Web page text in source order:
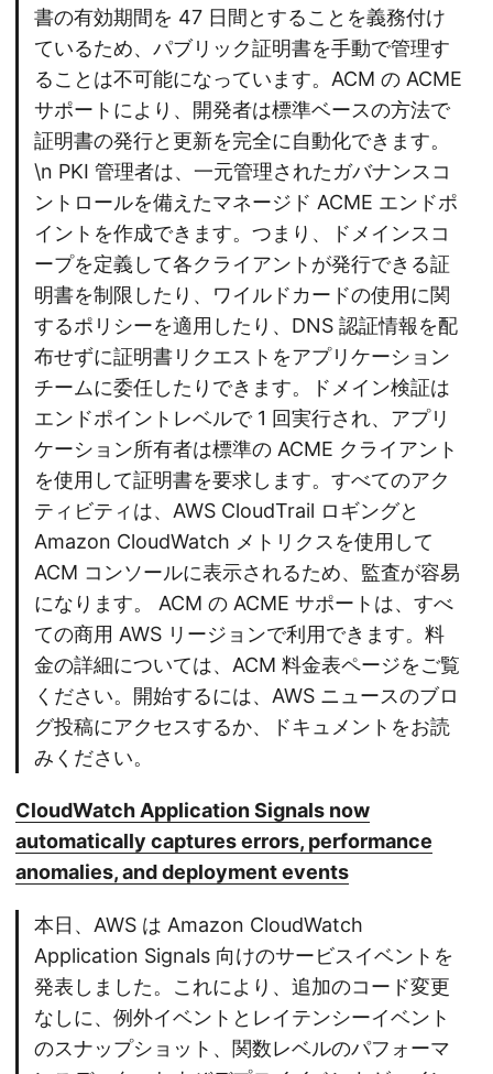
書の有効期間を 47 日間とすることを義務付け
ているため、パブリック証明書を手動で管理す
ることは不可能になっています。ACM の ACME
サポートにより、開発者は標準ベースの方法で
証明書の発行と更新を完全に自動化できます。
\n PKI 管理者は、一元管理されたガバナンスコ
ントロールを備えたマネージド ACME エンドポ
イントを作成できます。つまり、ドメインスコ
ープを定義して各クライアントが発行できる証
明書を制限したり、ワイルドカードの使用に関
するポリシーを適用したり、DNS 認証情報を配
布せずに証明書リクエストをアプリケーション
チームに委任したりできます。ドメイン検証は
エンドポイントレベルで 1 回実行され、アプリ
ケーション所有者は標準の ACME クライアント
を使用して証明書を要求します。すべてのアク
ティビティは、AWS CloudTrail ロギングと
Amazon CloudWatch メトリクスを使用して
ACM コンソールに表示されるため、監査が容易
になります。 ACM の ACME サポートは、すべ
ての商用 AWS リージョンで利用できます。料
金の詳細については、ACM 料金表ページをご覧
ください。開始するには、AWS ニュースのブロ
グ投稿にアクセスするか、ドキュメントをお読
みください。
CloudWatch Application Signals now
automatically captures errors, performance
anomalies, and deployment events
本日、AWS は Amazon CloudWatch
Application Signals 向けのサービスイベントを
発表しました。これにより、追加のコード変更
なしに、例外イベントとレイテンシーイベント
のスナップショット、関数レベルのパフォーマ